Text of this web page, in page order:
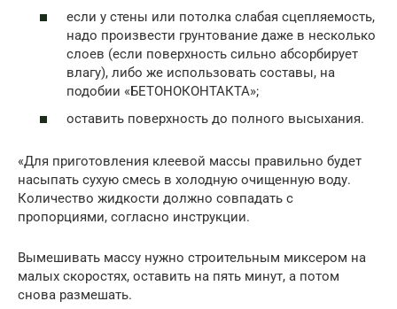
если у стены или потолка слабая сцепляемость,
надо произвести грунтование даже в несколько
слоев (если поверхность сильно абсорбирует
влагу), либо же использовать составы, на
подобии «БЕТОНОКОНТАКТА»;
оставить поверхность до полного высыхания.
«Для приготовления клеевой массы правильно будет
насыпать сухую смесь в холодную очищенную воду.
Количество жидкости должно совпадать с
пропорциями, согласно инструкции.
Вымешивать массу нужно строительным миксером на
малых скоростях, оставить на пять минут, а потом
снова размешать.